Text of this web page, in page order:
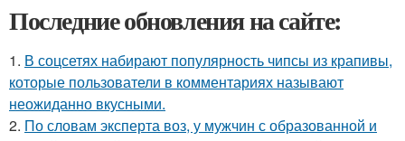
Последние обновления на сайте:
1. В соцсетях набирают популярность чипсы из крапивы,
которые пользователи в комментариях называют
неожиданно вкусными.
2. По словам эксперта воз, у мужчин с образованной и